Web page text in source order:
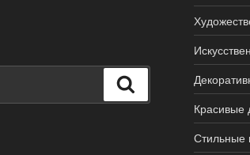
Красивые
Стильные